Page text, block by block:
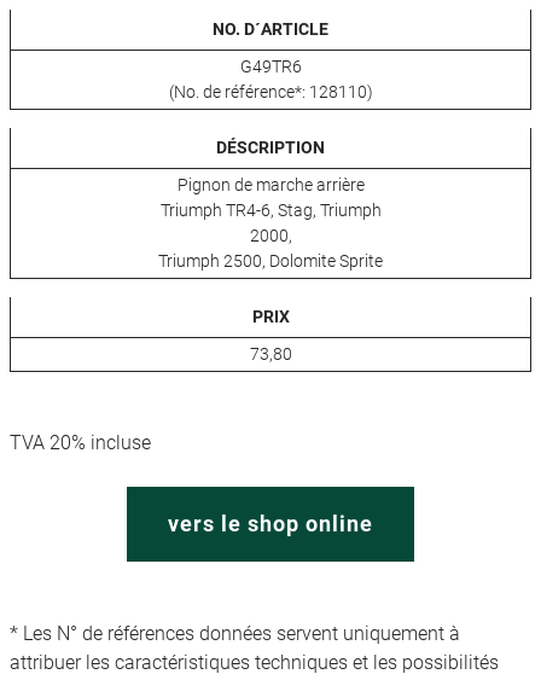
NO. D´ARTICLE
G49TR6
(No. de référence*: 128110)
DÉSCRIPTION
Pignon de marche arrière
Triumph TR4-6, Stag, Triumph
2000,
Triumph 2500, Dolomite Sprite
PRIX
73,80
TVA 20% incluse
vers le shop online
* Les N° de références données servent uniquement à
attribuer les caractéristiques techniques et les possibilités